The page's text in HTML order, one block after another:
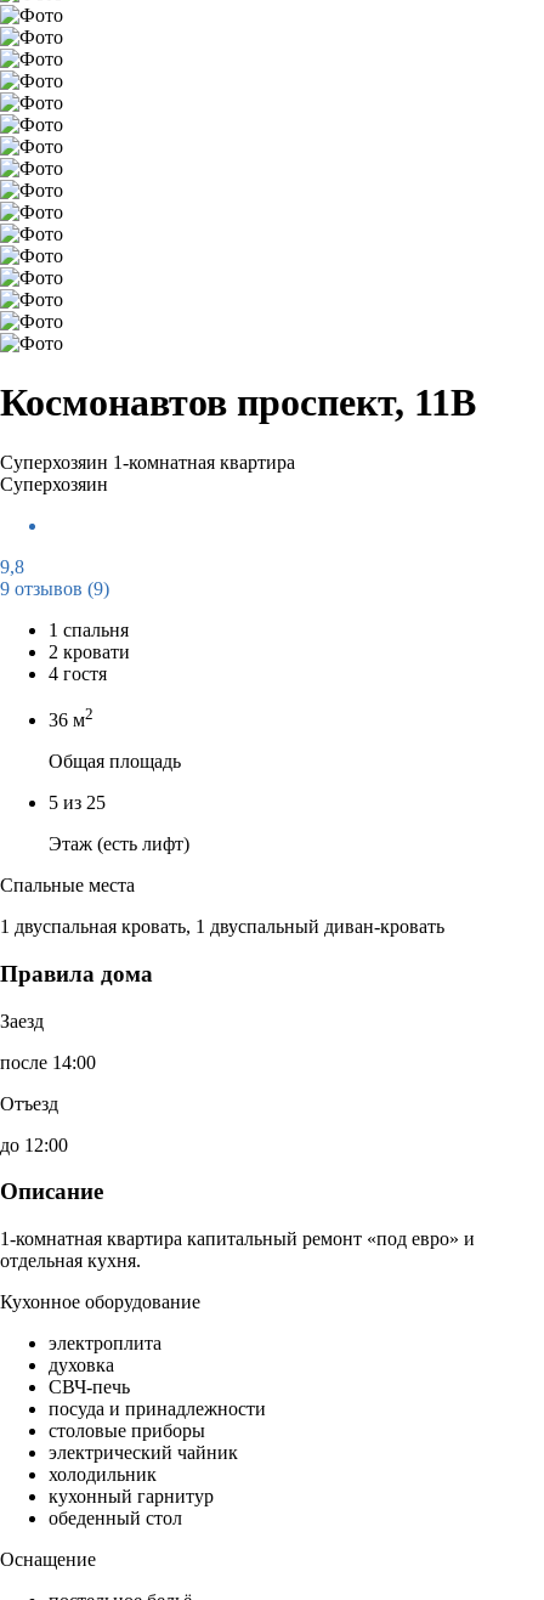
Космонавтов проспект, 11В
Суперхозяин 1-комнатная квартира
Суперхозяин
9,8
9 отзывов (9)
1 спальня
2 кровати
4 гостя
36 м2
Общая площадь
5 из 25
Этаж (есть лифт)
Спальные места
1 двуспальная кровать, 1 двуспальный диван-кровать
Правила дома
Заезд
после 14:00
Отъезд
до 12:00
Описание
1-комнатная квартира капитальный ремонт «под евро» и
отдельная кухня.
Кухонное оборудование
электроплита
духовка
СВЧ-печь
посуда и принадлежности
столовые приборы
электрический чайник
холодильник
кухонный гарнитур
обеденный стол
Оснащение